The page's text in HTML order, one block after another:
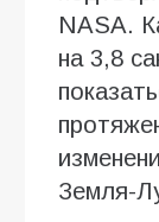
NASA.
на 3,8
Земля-